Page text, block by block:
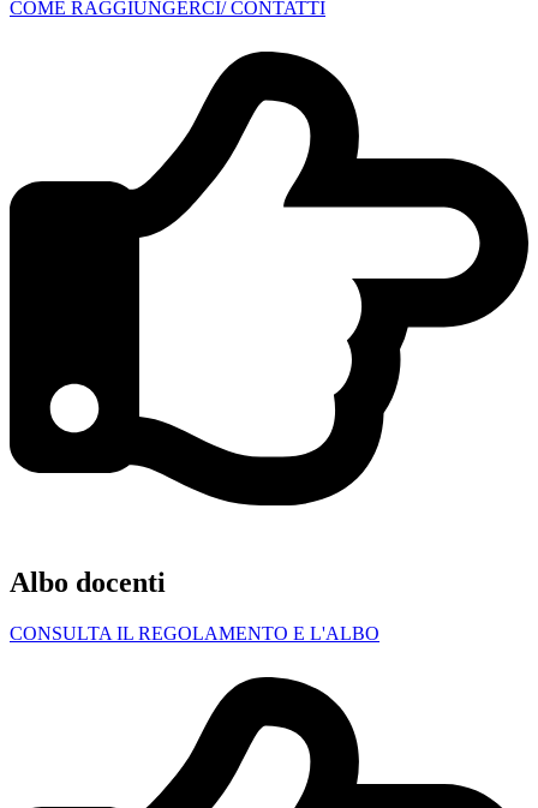
COME RAGGIUNGERCI/ CONTATTI
Albo docenti
CONSULTA IL REGOLAMENTO E L'ALBO